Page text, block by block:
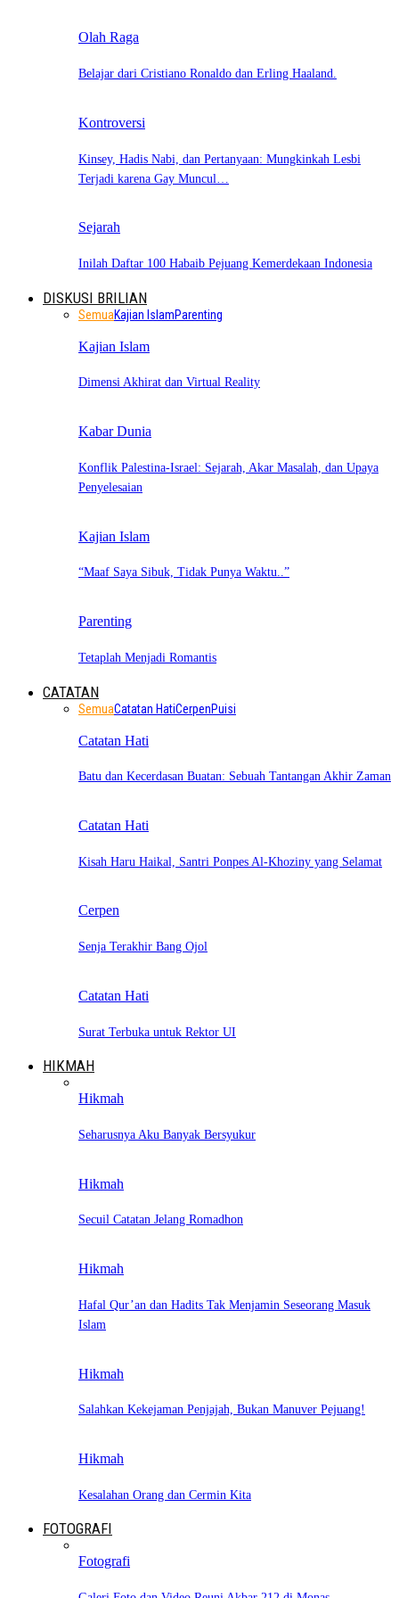
Olah Raga
Belajar dari Cristiano Ronaldo dan Erling Haaland.
Kontroversi
Kinsey, Hadis Nabi, dan Pertanyaan: Mungkinkah Lesbi
Terjadi karena Gay Muncul…
Sejarah
Inilah Daftar 100 Habaib Pejuang Kemerdekaan Indonesia
DISKUSI BRILIAN
SemuaKajian IslamParenting
Kajian Islam
Dimensi Akhirat dan Virtual Reality
Kabar Dunia
Konflik Palestina-Israel: Sejarah, Akar Masalah, dan Upaya
Penyelesaian
Kajian Islam
“Maaf Saya Sibuk, Tidak Punya Waktu..”
Parenting
Tetaplah Menjadi Romantis
CATATAN
SemuaCatatan HatiCerpenPuisi
Catatan Hati
Batu dan Kecerdasan Buatan: Sebuah Tantangan Akhir Zaman
Catatan Hati
Kisah Haru Haikal, Santri Ponpes Al-Khoziny yang Selamat
Cerpen
Senja Terakhir Bang Ojol
Catatan Hati
Surat Terbuka untuk Rektor UI
HIKMAH
Hikmah
Seharusnya Aku Banyak Bersyukur
Hikmah
Secuil Catatan Jelang Romadhon
Hikmah
Hafal Qur’an dan Hadits Tak Menjamin Seseorang Masuk
Islam
Hikmah
Salahkan Kekejaman Penjajah, Bukan Manuver Pejuang!
Hikmah
Kesalahan Orang dan Cermin Kita
FOTOGRAFI
Fotografi